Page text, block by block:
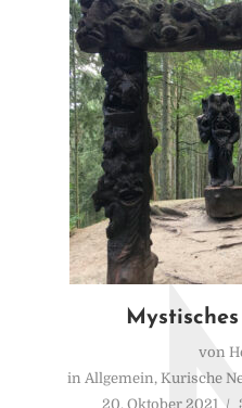
von
in Allgemein, Kurische
20. Oktober 2021